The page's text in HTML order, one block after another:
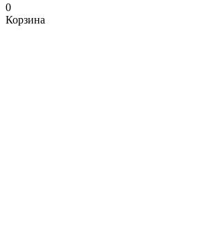
0
Корзина